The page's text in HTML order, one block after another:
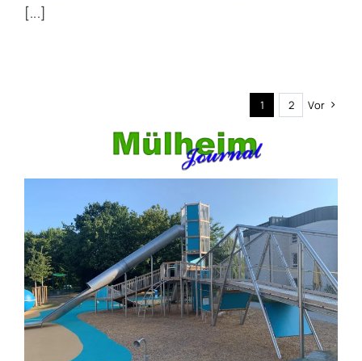
[...]
1 2 Vor